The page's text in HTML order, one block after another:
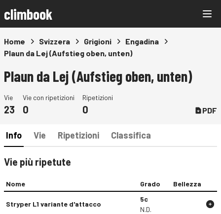
climbook
Home Svizzera Grigioni
Engadina
Plaun da Lej (Aufstieg oben, unten)
Plaun da Lej (Aufstieg oben, unten)
Vie
23
Vie con ripetizioni
0
Ripetizioni
0 PDF
Info Vie Ripetizioni Classifica
Vie più ripetute
Nome Grado Bellezza
Stryper L1 variante d'attacco
5c
N.D.